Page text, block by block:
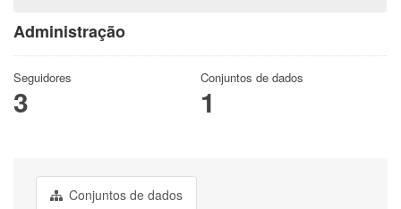
Administração
Seguidores
3
Conjuntos de dados
1
Conjuntos de dados